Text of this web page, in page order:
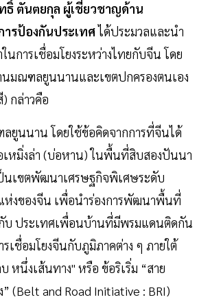
ธิ์ ตันตยกุล ผู้เชี่ยวชาญด้าน
รป้องกันประเทศได้ประมวลและนำ
การเชื่อมโยงระหว่างไทยกับจีน โดย
นมณฑลยูนนานและเขตปกครองตนเอง
) กล่าวคือ
ยูนนาน โดยใช้ข้อคิดจากการที่จีนได้
เหมิ่งล่า (บ่อหาน) ในพื้นที่สิบสองปันนา
เขตพัฒนาเศรษฐกิจพิเศษระดับ
ห่งของจีน เพื่อนำร่องการพัฒนาพื้นที่
บ ประเทศเพื่อนบ้านที่มีพรมแดนติดกัน
เชื่อมโยงจีนกับภูมิภาคต่าง ๆ ภายใต้
หนึ่งเส้นทาง" หรือ ข้อริเริ่ม “สาย
(Belt and Road Initiative : BRI)